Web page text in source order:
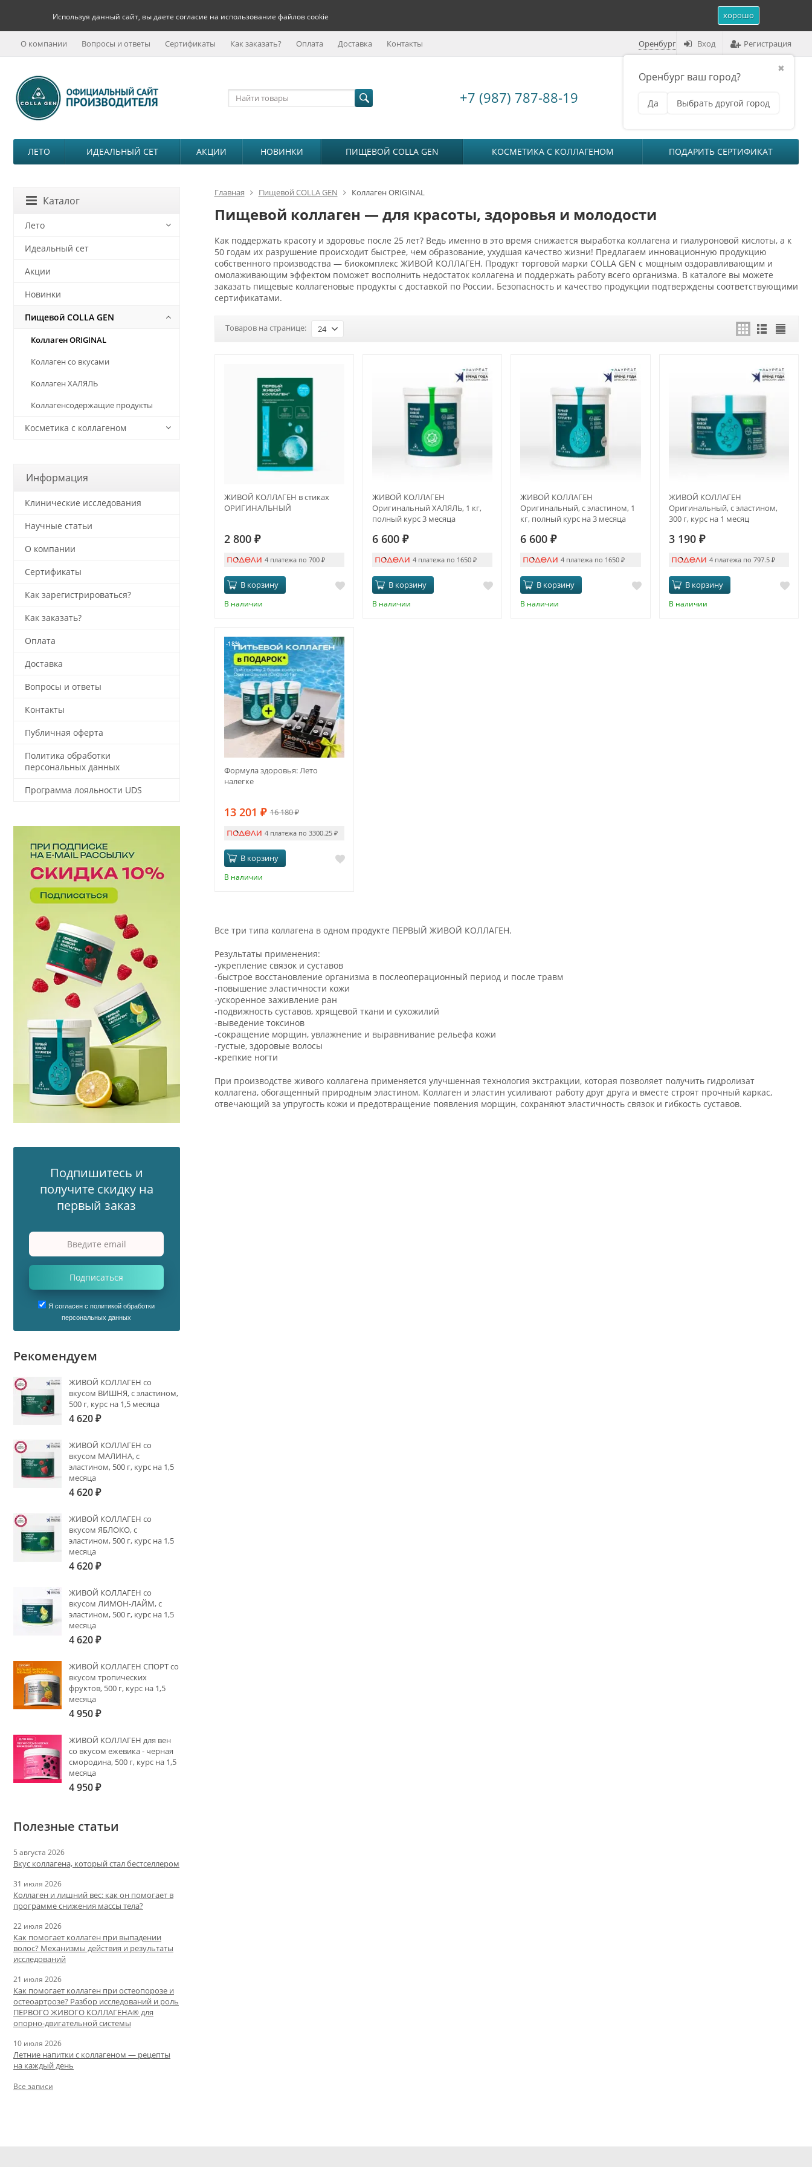
Используя данный сайт, вы даете согласие на использование файлов cookie хорошо
Оренбург
✖
Оренбург ваш город?
Да Выбрать другой город
Вход Регистрация
О компании Вопросы и ответы Сертификаты Как заказать? Оплата Доставка Контакты
+7 (987) 787-88-19 на сумму0₽
ЛЕТО ИДЕАЛЬНЫЙ СЕТ АКЦИИ НОВИНКИ ПИЩЕВОЙ COLLA GEN КОСМЕТИКА С КОЛЛАГЕНОМ ПОДАРИТЬ СЕРТИФИКАТ
Главная Пищевой COLLA GEN Коллаген ORIGINAL
Пищевой коллаген — для красоты, здоровья и молодости
Как поддержать красоту и здоровье после 25 лет? Ведь именно в это время снижается выработка коллагена и гиалуроновой кислоты, а к
50 годам их разрушение происходит быстрее, чем образование, ухудшая качество жизни! Предлагаем инновационную продукцию
собственного производства — биокомплекс ЖИВОЙ КОЛЛАГЕН. Продукт торговой марки COLLA GEN с мощным оздоравливающим и
омолаживающим эффектом поможет восполнить недостаток коллагена и поддержать работу всего организма. В каталоге вы можете
заказать пищевые коллагеновые продукты с доставкой по России. Безопасность и качество продукции подтверждены соответствующими
сертификатами.
Товаров на странице: 24
ЖИВОЙ КОЛЛАГЕН в стиках
ОРИГИНАЛЬНЫЙ
2 800 ₽
4 платежа по 700₽
В корзину
В наличии
ЖИВОЙ КОЛЛАГЕН
Оригинальный ХАЛЯЛЬ, 1 кг,
полный курс 3 месяца
6 600 ₽
4 платежа по 1650₽
В корзину
В наличии
ЖИВОЙ КОЛЛАГЕН
Оригинальный, с эластином, 1
кг, полный курс на 3 месяца
6 600₽
4 платежа по 1650 ₽
В корзину
В наличии
ЖИВОЙ КОЛЛАГЕН
Оригинальный, с эластином,
300 г, курс на 1 месяц
3 190 ₽
4 платежа по 797.5₽
В корзину
В наличии
-18%
Формула здоровья: Лето
налегке
13 201 ₽ 16 180₽
4 платежа по 3300.25₽
В корзину
В наличии
Все три типа коллагена в одном продукте ПЕРВЫЙ ЖИВОЙ КОЛЛАГЕН.
Результаты применения:
-укрепление связок и суставов
-быстрое восстановление организма в послеоперационный период и после травм
-повышение эластичности кожи
-ускоренное заживление ран
-подвижность суставов, хрящевой ткани и сухожилий
-выведение токсинов
-сокращение морщин, увлажнение и выравнивание рельефа кожи
-густые, здоровые волосы
-крепкие ногти
При производстве живого коллагена применяется улучшенная технология экстракции, которая позволяет получить гидролизат
коллагена, обогащенный природным эластином. Коллаген и эластин усиливают работу друг друга и вместе строят прочный каркас,
отвечающий за упругость кожи и предотвращение появления морщин, сохраняют эластичность связок и гибкость суставов.
Каталог
Лето
Идеальный сет
Акции
Новинки
Пищевой COLLA GEN
Коллаген ORIGINAL
Коллаген со вкусами
Коллаген ХАЛЯЛЬ
Коллагенсодержащие продукты
Косметика с коллагеном
Информация
Клинические исследования
Научные статьи
О компании
Сертификаты
Как зарегистрироваться?
Как заказать?
Оплата
Доставка
Вопросы и ответы
Контакты
Публичная оферта
Политика обработки
персональных данных
Программа лояльности UDS
Подпишитесь и
получите скидку на
первый заказ
Подписаться
Я согласен с политикой обработки
персональных данных
Рекомендуем
ЖИВОЙ КОЛЛАГЕН со
вкусом ВИШНЯ, с эластином,
500 г, курс на 1,5 месяца
4 620₽
ЖИВОЙ КОЛЛАГЕН со
вкусом МАЛИНА, с
эластином, 500 г, курс на 1,5
месяца
4 620₽
ЖИВОЙ КОЛЛАГЕН со
вкусом ЯБЛОКО, с
эластином, 500 г, курс на 1,5
месяца
4 620₽
ЖИВОЙ КОЛЛАГЕН со
вкусом ЛИМОН-ЛАЙМ, с
эластином, 500 г, курс на 1,5
месяца
4 620₽
ЖИВОЙ КОЛЛАГЕН СПОРТ со
вкусом тропических
фруктов, 500 г, курс на 1,5
месяца
4 950₽
ЖИВОЙ КОЛЛАГЕН для вен
со вкусом ежевика - черная
смородина, 500 г, курс на 1,5
месяца
4 950₽
Полезные статьи
5 августа 2026
Вкус коллагена, который стал бестселлером
31 июля 2026
Коллаген и лишний вес: как он помогает в
программе снижения массы тела?
22 июля 2026
Как помогает коллаген при выпадении
волос? Механизмы действия и результаты
исследований
21 июля 2026
Как помогает коллаген при остеопорозе и
остеоартрозе? Разбор исследований и роль
ПЕРВОГО ЖИВОГО КОЛЛАГЕНА® для
опорно-двигательной системы
10 июля 2026
Летние напитки с коллагеном — рецепты
на каждый день
Все записи